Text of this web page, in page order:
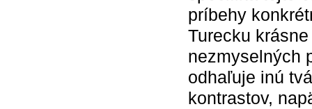
príbehy
Turecku
nezmyselných
odhaľuje inú
kontrastov,